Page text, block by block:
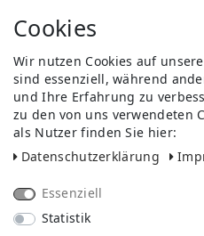
Cookies
Wir nutzen Cookies auf
sind essenziell, während
und Ihre Erfahrung zu
zu den von uns verwendeten
als Nutzer finden Sie hier:
Daten­schutz­erklärung
Essenziell
Statistik